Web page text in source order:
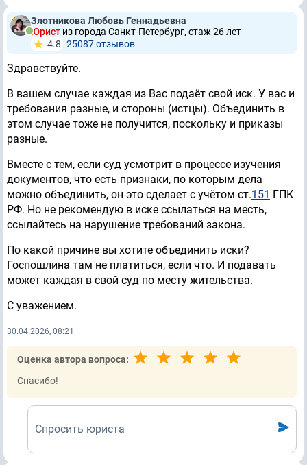
Злотникова Любовь Геннадьевна
Юрист из города Санкт-Петербург, стаж 26 лет
4.8 25087 отзывов
Здравствуйте.
В вашем случае каждая из Вас подаёт свой иск. У вас и
требования разные, и стороны (истцы). Объединить в
этом случае тоже не получится, поскольку и приказы
разные.
Вместе с тем, если суд усмотрит в процессе изучения
документов, что есть признаки, по которым дела
можно объединить, он это сделает с учётом ст.151 ГПК
РФ. Но не рекомендую в иске ссылаться на месть,
ссылайтесь на нарушение требований закона.
По какой причине вы хотите объединить иски?
Госпошлина там не платиться, если что. И подавать
может каждая в свой суд по месту жительства.
С уважением.
30.04.2026, 08:21
Оценка автора вопроса:
Спасибо!
Спросить юриста